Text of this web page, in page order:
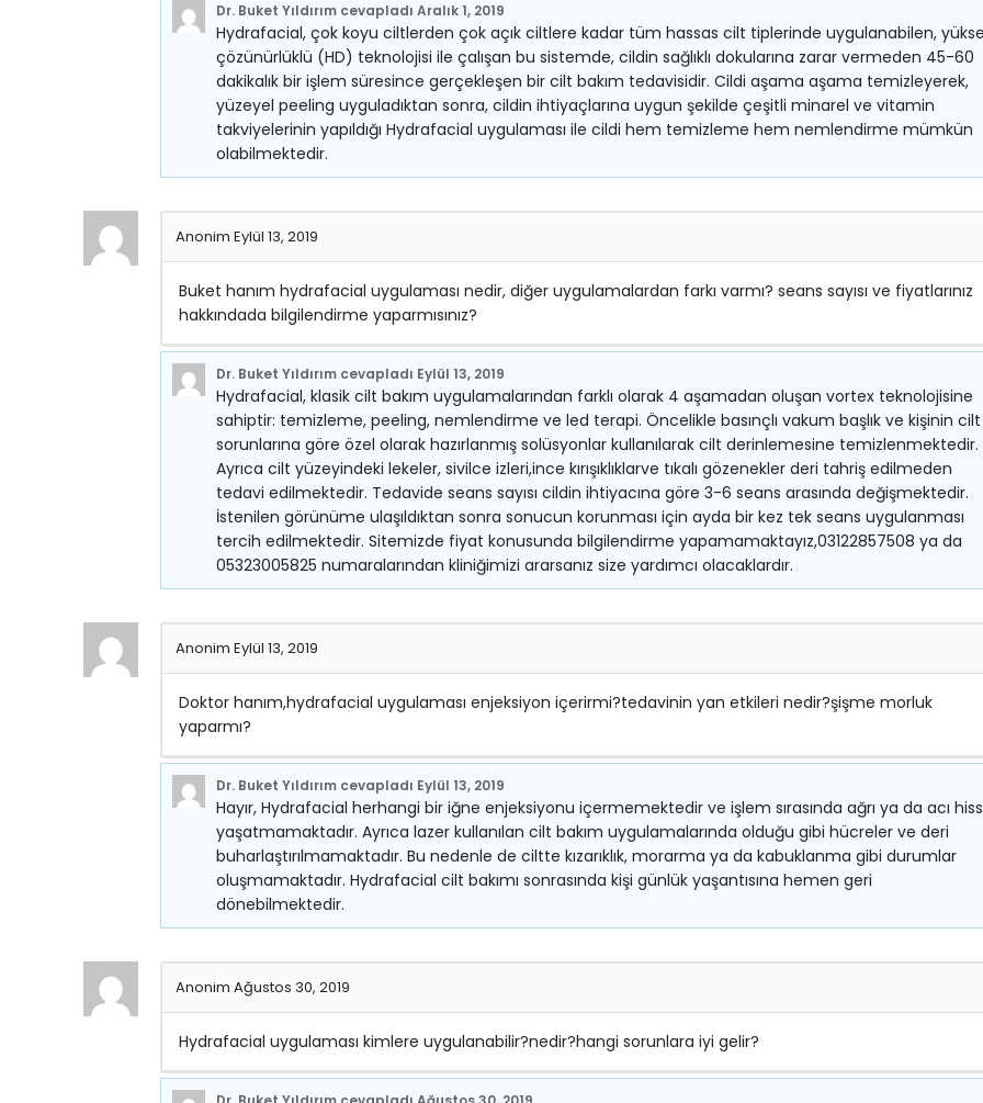
Dr. Buket Yıldırım cevapladı Aralık 1, 2019
Hydrafacial, çok koyu ciltlerden çok açık ciltlere kadar tüm hassas cilt tiplerinde uygulanabilen,
çözünürlüklü (HD) teknolojisi ile çalışan bu sistemde, cildin sağlıklı dokularına zarar vermeden 45-60
dakikalık bir işlem süresince gerçekleşen bir cilt bakım tedavisidir. Cildi aşama aşama temizleyerek,
yüzeyel peeling uyguladıktan sonra, cildin ihtiyaçlarına uygun şekilde çeşitli minarel ve vitamin
takviyelerinin yapıldığı Hydrafacial uygulaması ile cildi hem temizleme hem nemlendirme mümkün
olabilmektedir.
Anonim Eylül 13, 2019
Buket hanım hydrafacial uygulaması nedir, diğer uygulamalardan farkı varmı? seans sayısı ve fiyatlarınız
hakkındada bilgilendirme yaparmısınız?
Dr. Buket Yıldırım cevapladı Eylül 13, 2019
Hydrafacial, klasik cilt bakım uygulamalarından farklı olarak 4 aşamadan oluşan vortex teknolojisine
sahiptir: temizleme, peeling, nemlendirme ve led terapi. Öncelikle basınçlı vakum başlık ve kişinin cilt
sorunlarına göre özel olarak hazırlanmış solüsyonlar kullanılarak cilt derinlemesine temizlenmektedir.
Ayrıca cilt yüzeyindeki lekeler, sivilce izleri,ince kırışıklıklarve tıkalı gözenekler deri tahriş edilmeden
tedavi edilmektedir. Tedavide seans sayısı cildin ihtiyacına göre 3-6 seans arasında değişmektedir.
İstenilen görünüme ulaşıldıktan sonra sonucun korunması için ayda bir kez tek seans uygulanması
tercih edilmektedir. Sitemizde fiyat konusunda bilgilendirme yapamamaktayız,03122857508 ya da
05323005825 numaralarından kliniğimizi ararsanız size yardımcı olacaklardır.
Anonim Eylül 13, 2019
Doktor hanım,hydrafacial uygulaması enjeksiyon içerirmi?tedavinin yan etkileri nedir?şişme morluk
yaparmı?
Dr. Buket Yıldırım cevapladı Eylül 13, 2019
Hayır, Hydrafacial herhangi bir iğne enjeksiyonu içermemektedir ve işlem sırasında ağrı ya da acı
yaşatmamaktadır. Ayrıca lazer kullanılan cilt bakım uygulamalarında olduğu gibi hücreler ve deri
buharlaştırılmamaktadır. Bu nedenle de ciltte kızarıklık, morarma ya da kabuklanma gibi durumlar
oluşmamaktadır. Hydrafacial cilt bakımı sonrasında kişi günlük yaşantısına hemen geri
dönebilmektedir.
Anonim Ağustos 30, 2019
Hydrafacial uygulaması kimlere uygulanabilir?nedir?hangi sorunlara iyi gelir?